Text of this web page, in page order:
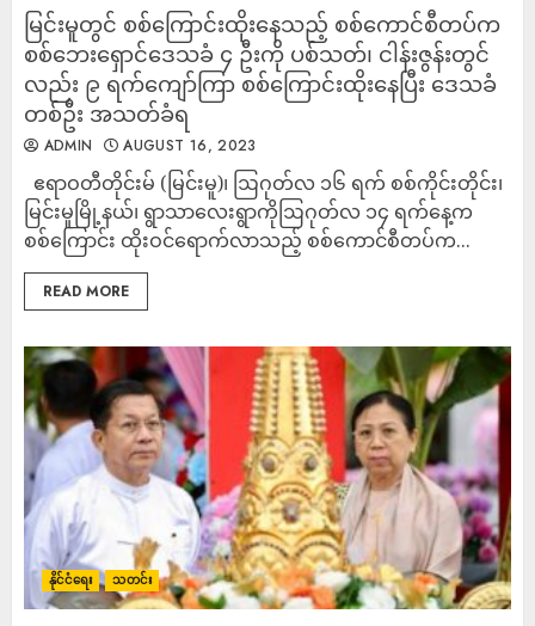
မြင်းမူတွင် စစ်ကြောင်းထိုးနေသည့် စစ်ကောင်စီတပ်က
စစ်ဘေးရှောင်ဒေသခံ ၄ ဦးကို ပစ်သတ်၊ ငါန်းဇွန်းတွင်
လည်း ၉ ရက်ကျော်ကြာ စစ်ကြောင်းထိုးနေပြီး ဒေသခံ
တစ်ဦး အသတ်ခံရ
ADMIN AUGUST 16, 2023
ဧရာဝတီတိုင်းမ် (မြင်းမူ)၊ ဩဂုတ်လ ၁၆ ရက် စစ်ကိုင်းတိုင်း၊
မြင်းမူမြို့နယ်၊ ရွာသာလေးရွာကိုဩဂုတ်လ ၁၄ ရက်နေ့က
စစ်ကြောင်း ထိုးဝင်ရောက်လာသည့် စစ်ကောင်စီတပ်က...
READ MORE
နိုင်ငံရေး သတင်း